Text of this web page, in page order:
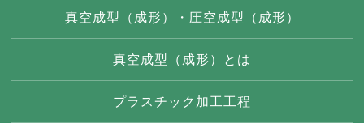
真空成型（成形）・圧空成型（成形）
真空成型（成形）とは
プラスチック加工工程